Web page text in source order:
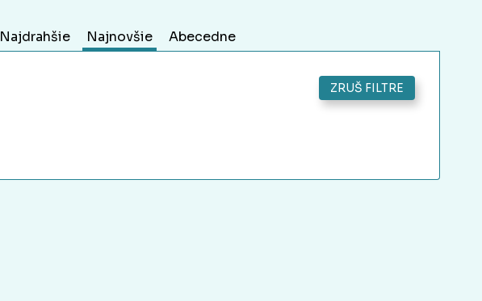
Najdrahšie Najnovšie Abecedne
ZRUŠ FILTRE